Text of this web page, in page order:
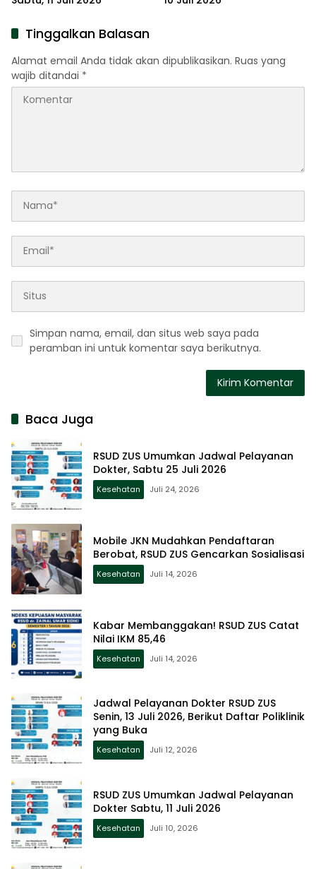
Tinggalkan Balasan
Alamat email Anda tidak akan dipublikasikan. Ruas yang
wajib ditandai *
Simpan nama, email, dan situs web saya pada
peramban ini untuk komentar saya berikutnya.
Baca Juga
RSUD ZUS Umumkan Jadwal Pelayanan
Dokter, Sabtu 25 Juli 2026
Kesehatan Juli 24, 2026
Mobile JKN Mudahkan Pendaftaran
Berobat, RSUD ZUS Gencarkan Sosialisasi
Kesehatan Juli 14, 2026
Kabar Membanggakan! RSUD ZUS Catat
Nilai IKM 85,46
Kesehatan Juli 14, 2026
Jadwal Pelayanan Dokter RSUD ZUS
Senin, 13 Juli 2026, Berikut Daftar Poliklinik
yang Buka
Kesehatan Juli 12, 2026
RSUD ZUS Umumkan Jadwal Pelayanan
Dokter Sabtu, 11 Juli 2026
Kesehatan Juli 10, 2026